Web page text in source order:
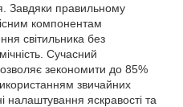
Завдяки правильному
компонентам
світильника без
Сучасний
зекономити до 85%
звичайних
налаштування яскравості та